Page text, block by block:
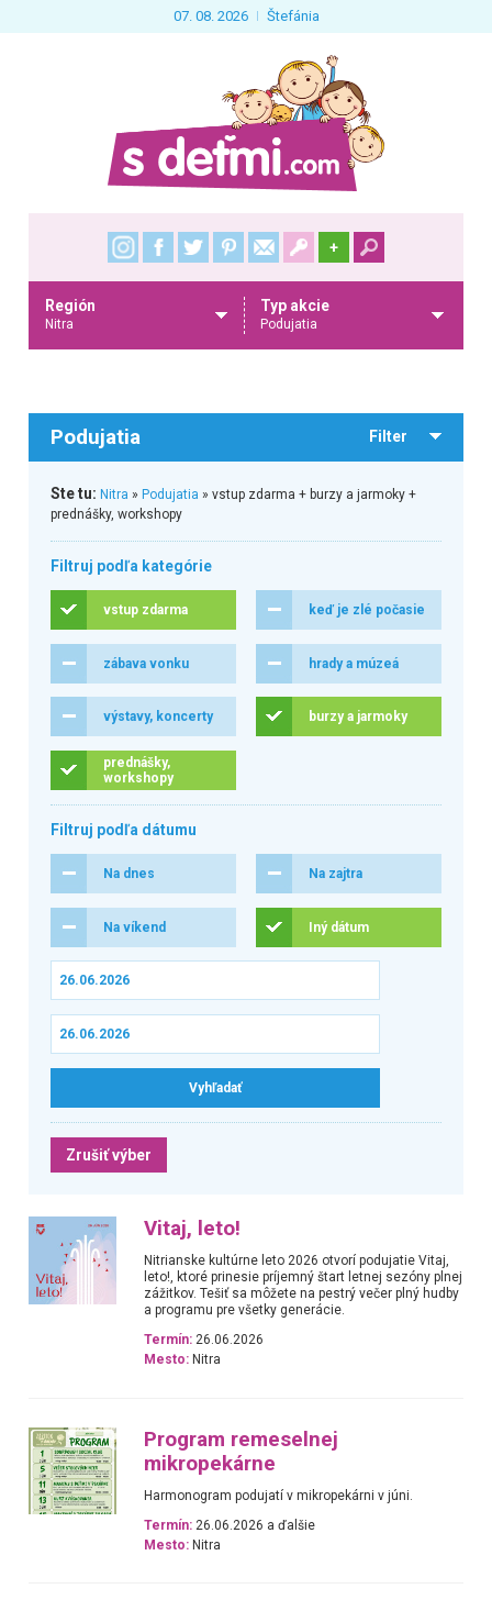
07. 08. 2026 Štefánia
+
Región
Nitra
Typ akcie
Podujatia
Podujatia Filter
Ste tu: Nitra » Podujatia » vstup zdarma + burzy a jarmoky +
prednášky, workshopy
Filtruj podľa kategórie
vstup zdarma keď je zlé počasie
zábava vonku hrady a múzeá
výstavy, koncerty burzy a jarmoky
prednášky,
workshopy
Filtruj podľa dátumu
Na dnes Na zajtra
Na víkend Iný dátum
Zrušiť výber
Vitaj, leto!
Nitrianske kultúrne leto 2026 otvorí podujatie Vitaj,
leto!, ktoré prinesie príjemný štart letnej sezóny plnej
zážitkov. Tešiť sa môžete na pestrý večer plný hudby
a programu pre všetky generácie.
Termín: 26.06.2026
Mesto: Nitra
Program remeselnej
mikropekárne
Harmonogram podujatí v mikropekárni v júni.
Termín: 26.06.2026 a ďalšie
Mesto: Nitra